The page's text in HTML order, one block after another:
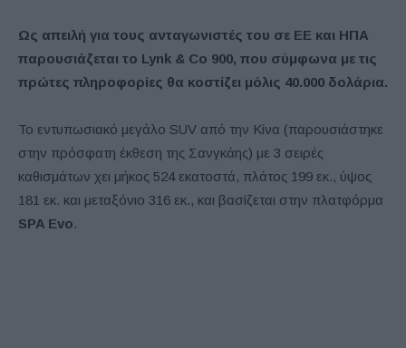
Ως απειλή για τους ανταγωνιστές του σε ΕΕ και ΗΠΑ
παρουσιάζεται το Lynk & Co 900, που σύμφωνα με τις
πρώτες πληροφορίες θα κοστίζει μόλις 40.000 δολάρια.
Το εντυπωσιακό μεγάλο SUV από την Κίνα (παρουσιάστηκε
στην πρόσφατη έκθεση της Σανγκάης) με 3 σειρές
καθισμάτων χει μήκος 524 εκατοστά, πλάτος 199 εκ., ύψος
181 εκ. και μεταξόνιο 316 εκ., και βασίζεται στην πλατφόρμα
SPA Evo.